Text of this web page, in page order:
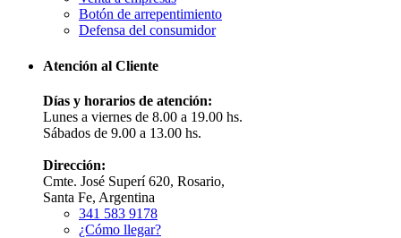
Botón de arrepentimiento
Defensa del consumidor
Atención al Cliente
Días y horarios de atención:
Lunes a viernes de 8.00 a 19.00 hs.
Sábados de 9.00 a 13.00 hs.
Dirección:
Cmte. José Superí 620, Rosario,
Santa Fe, Argentina
341 583 9178
¿Cómo llegar?